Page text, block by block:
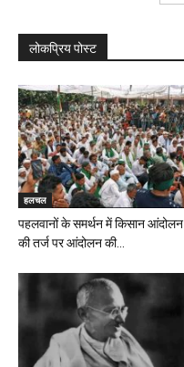
लोकप्रिय पोस्ट
हलचल
पहलवानों के समर्थन में किसान आंदोलन
की तर्ज पर आंदोलन की...